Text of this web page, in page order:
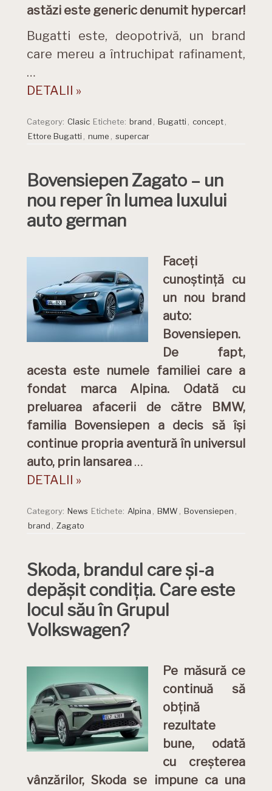
astăzi este generic denumit hypercar!
Bugatti este, deopotrivă, un brand
care mereu a întruchipat rafinament,
…
DETALII »
Category: Clasic Etichete: brand Bugatti concept
Ettore Bugatti
nume supercar
Bovensiepen Zagato – un
nou reper în lumea luxului
auto german
Faceți
cunoștință cu
un nou brand
auto:
Bovensiepen.
De fapt,
acesta este numele familiei care a
fondat marca Alpina. Odată cu
preluarea afacerii de către BMW,
familia Bovensiepen a decis să își
continue propria aventură în universul
auto, prin lansarea …
DETALII »
Category: News Etichete: Alpina BMW Bovensiepen
brand
Zagato
Skoda, brandul care și-a
depășit condiția. Care este
locul său în Grupul
Volkswagen?
Pe măsură ce
continuă să
obțină
rezultate
bune, odată
cu creșterea
vânzărilor, Skoda se impune ca una